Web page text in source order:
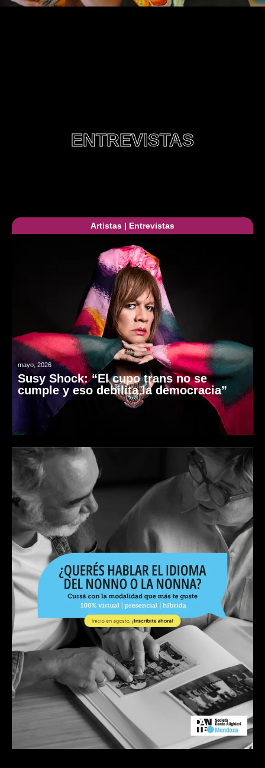
ENTREVISTAS
Artistas | Entrevistas
mayo, 2026
Susy Shock: “El cupo trans no se
cumple y eso debilita la democracia”